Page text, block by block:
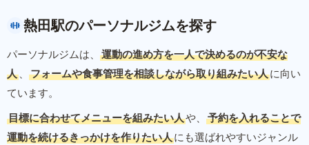
熱田駅のパーソナルジムを探す
パーソナルジムは、
運動の進め方を一人で決めるのが不安な
人 、 フォームや食事管理を相談しながら取り組みたい人に向い
ています。
目標に合わせてメニューを組みたい人や、
予約を入れることで
運動を続けるきっかけを作りたい人にも選ばれやすいジャンル